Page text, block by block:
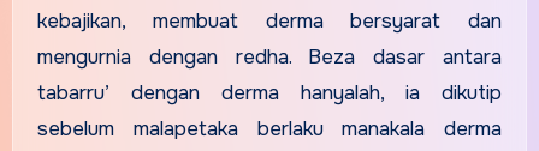
kebajikan, membuat derma bersyarat dan
mengurnia dengan redha. Beza dasar antara
tabarru’ dengan derma hanyalah, ia dikutip
sebelum malapetaka berlaku manakala derma